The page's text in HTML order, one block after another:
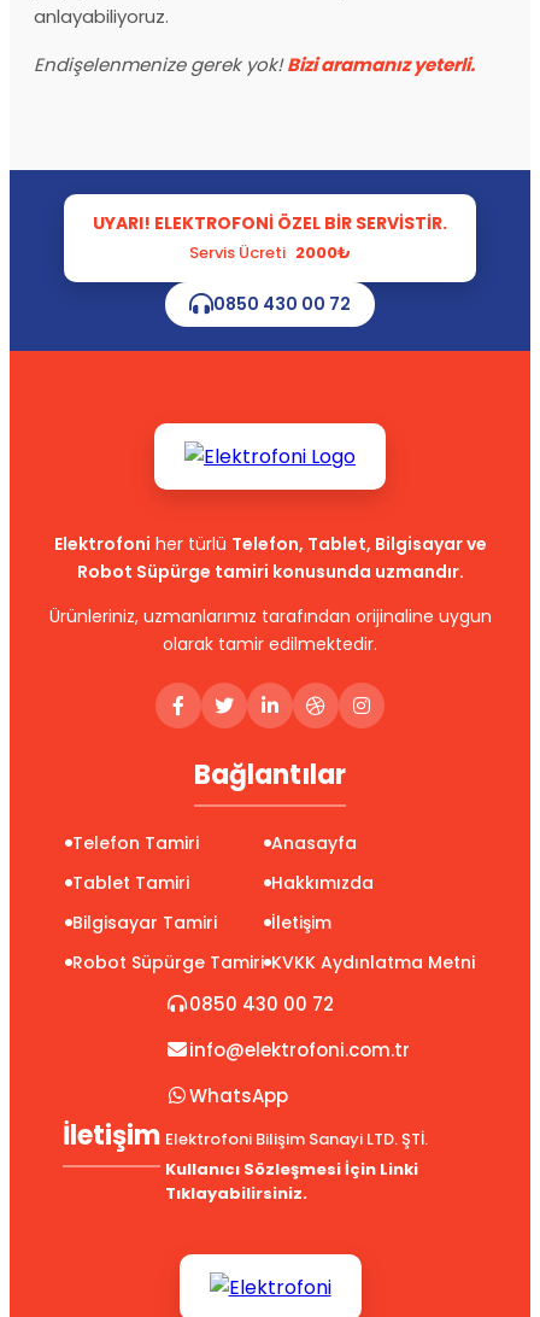
anlayabiliyoruz.
Endişelenmenize gerek yok!Bizi aramanız yeterli.
UYARI! ELEKTROFONI ÖZEL BIR SERVISTIR.
Servis Ücreti 2000₺
0850 430 00 72
Elektrofoni her türlü Telefon, Tablet, Bilgisayar ve
Robot Süpürge tamiri konusunda uzmandır.
Ürünleriniz, uzmanlarımız tarafından orijinaline uygun
olarak tamir edilmektedir.
Bağlantılar
Telefon Tamiri
Tablet Tamiri
Bilgisayar Tamiri
Robot Süpürge Tamiri
Anasayfa
Hakkımızda
İletişim
KVKK Aydınlatma Metni
İletişim
0850 430 00 72
info@elektrofoni.com.tr
WhatsApp
Elektrofoni Bilişim Sanayi LTD. ŞTİ.
Kullanıcı Sözleşmesi İçin Linki
Tıklayabilirsiniz.